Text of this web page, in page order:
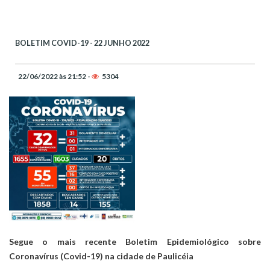
BOLETIM COVID-19 - 22 JUNHO 2022
22/06/2022 às 21:52 - 5304
Segue o mais recente Boletim Epidemiológico sobre
Coronavírus (Covid-19) na cidade de Paulicéia